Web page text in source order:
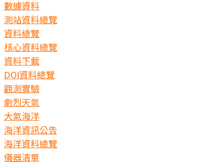
數據資料
測站資料總覽
資料總覽
核心資料總覽
資料下載
DOI資料總覽
觀測實驗
劇烈天氣
大氣海洋
海洋資訊公告
海洋資料總覽
儀器清單